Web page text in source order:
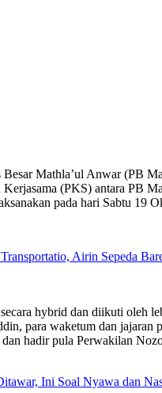
Besar Mathla’ul Anwar (PB
Kerjasama (PKS) antara
pada hari Sabtu 19
Airin Sepeda
hybrid dan diikuti oleh
para waketum dan
hadir pula Perwakilan
Ini Soal Nyawa dan